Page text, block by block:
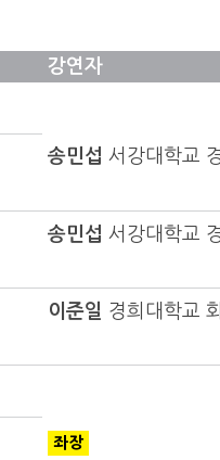
강연자
송민섭 서강대학교
송민섭 서강대학교
이준일 경희대학교
좌장